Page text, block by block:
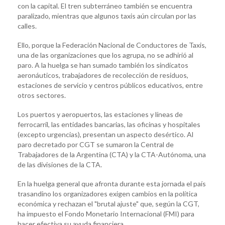
con la capital. El tren subterráneo también se encuentra
paralizado, mientras que algunos taxis aún circulan por las
calles.
Ello, porque la Federación Nacional de Conductores de Taxis,
una de las organizaciones que los agrupa, no se adhirió al
paro. A la huelga se han sumado también los sindicatos
aeronáuticos, trabajadores de recolección de residuos,
estaciones de servicio y centros públicos educativos, entre
otros sectores.
Los puertos y aeropuertos, las estaciones y líneas de
ferrocarril, las entidades bancarias, las oficinas y hospitales
(excepto urgencias), presentan un aspecto desértico. Al
paro decretado por CGT se sumaron la Central de
Trabajadores de la Argentina (CTA) y la CTA-Autónoma, una
de las divisiones de la CTA.
En la huelga general que afronta durante esta jornada el país
trasandino los organizadores exigen cambios en la política
económica y rechazan el "brutal ajuste" que, según la CGT,
ha impuesto el Fondo Monetario Internacional (FMI) para